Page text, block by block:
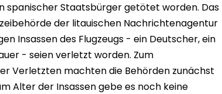
spanischer Staatsbürger getötet worden. Das
der litauischen Nachrichtenagentur
Insassen des Flugzeugs - ein Deutscher, ein
- seien verletzt worden. Zum
Verletzten machten die Behörden zunächst
Alter der Insassen gebe es noch keine